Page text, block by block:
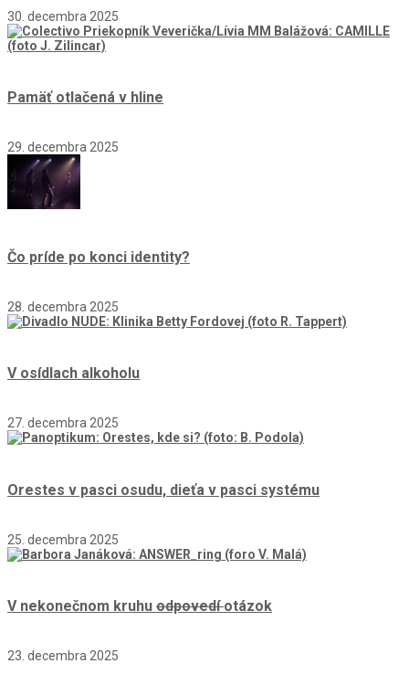
30. decembra 2025
Pamäť otlačená v hline
29. decembra 2025
Čo príde po konci identity?
28. decembra 2025
V osídlach alkoholu
27. decembra 2025
Orestes v pasci osudu, dieťa v pasci systému
25. decembra 2025
V nekonečnom kruhu odpovedíotázok
23. decembra 2025